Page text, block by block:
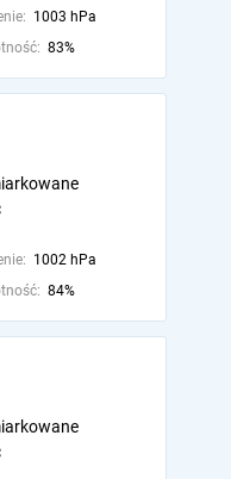
1003 hPa
83%
1002 hPa
84%